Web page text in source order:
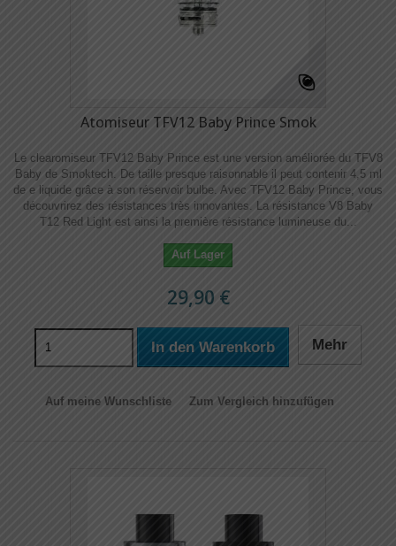
Atomiseur TFV12 Baby Prince Smok
Le clearomiseur TFV12 Baby Prince est une version améliorée du TFV8
Baby de Smoktech. De taille presque raisonnable il peut contenir 4,5 ml
de e liquide grâce à son réservoir bulbe. Avec TFV12 Baby Prince, vous
découvrirez des résistances très innovantes. La résistance V8 Baby
T12 Red Light est ainsi la première résistance lumineuse du...
Auf Lager
29,90 €
In den Warenkorb Mehr
Auf meine Wunschliste Zum Vergleich hinzufügen